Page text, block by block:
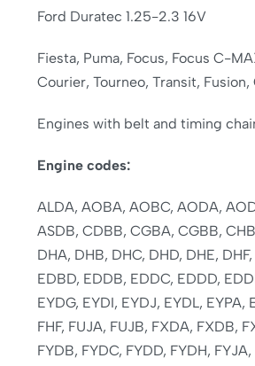
Ford Duratec 1.25-2.3 16V
Fiesta, Puma, Focus, Focus C-
Courier, Tourneo, Transit,
Engines with belt and timing
Engine codes:
ALDA, AOBA, AOBC, AODA,
ASDB, CDBB, CGBA, CGBB,
DHA, DHB, DHC, DHD, DHE,
EDBD, EDDB, EDDC, EDDD,
EYDG, EYDI, EYDJ, EYDL, EYPA,
FHF, FUJA, FUJB, FXDA, FXDB,
FYDB, FYDC, FYDD, FYDH,